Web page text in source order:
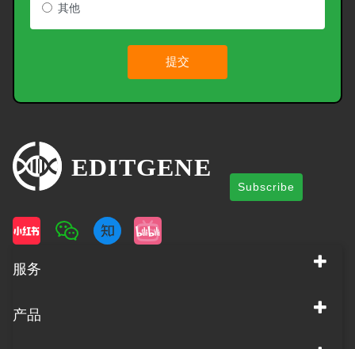
其他
提交
Subscribe
服务
产品